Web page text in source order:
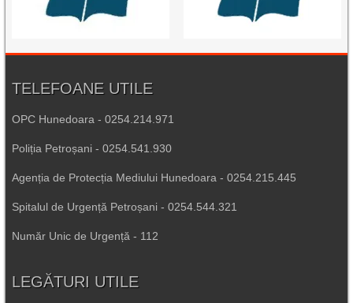
TELEFOANE UTILE
OPC Hunedoara - 0254.214.971
Poliția Petroșani - 0254.541.930
Agenția de Protecția Mediului Hunedoara - 0254.215.445
Spitalul de Urgență Petroșani - 0254.544.321
Număr Unic de Urgență - 112
LEGĂTURI UTILE